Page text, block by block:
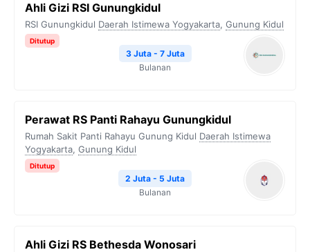
Ahli Gizi RSI Gunungkidul
RSI Gunungkidul Daerah Istimewa Yogyakarta, Gunung Kidul
Ditutup
3 Juta - 7 Juta
Bulanan
Perawat RS Panti Rahayu Gunungkidul
Rumah Sakit Panti Rahayu Gunung Kidul Daerah Istimewa
Yogyakarta, Gunung Kidul
Ditutup
2 Juta - 5 Juta
Bulanan
Ahli Gizi RS Bethesda Wonosari